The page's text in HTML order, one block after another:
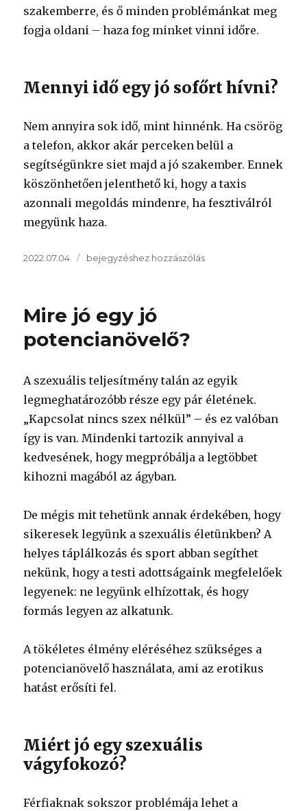
szakemberre, és ő minden problémánkat meg
fogja oldani – haza fog minket vinni időre.
Mennyi idő egy jó sofőrt hívni?
Nem annyira sok idő, mint hinnénk. Ha csörög
a telefon, akkor akár perceken belül a
segítségünkre siet majd a jó szakember. Ennek
köszönhetően jelenthető ki, hogy a taxis
azonnali megoldás mindenre, ha fesztiválról
megyünk haza.
Közzétéve
2022.07.04.
A
taxival
menjünk
haza!
bejegyzéshez hozzászólás
Mire jó egy jó
potencianövelő?
A szexuális teljesítmény talán az egyik
legmeghatározóbb része egy pár életének.
„Kapcsolat nincs szex nélkül” – és ez valóban
így is van. Mindenki tartozik annyival a
kedvesének, hogy megpróbálja a legtöbbet
kihozni magából az ágyban.
De mégis mit tehetünk annak érdekében, hogy
sikeresek legyünk a szexuális életünkben? A
helyes táplálkozás és sport abban segíthet
nekünk, hogy a testi adottságaink megfelelőek
legyenek: ne legyünk elhízottak, és hogy
formás legyen az alkatunk.
A tökéletes élmény eléréséhez szükséges a
potencianövelő használata, ami az erotikus
hatást erősíti fel.
Miért jó egy szexuális
vágyfokozó?
Férfiaknak sokszor problémája lehet a